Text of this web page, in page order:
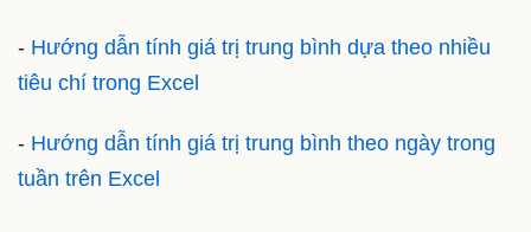
- Hướng dẫn tính giá trị trung bình dựa theo nhiều
tiêu chí trong Excel
- Hướng dẫn tính giá trị trung bình theo ngày trong
tuần trên Excel